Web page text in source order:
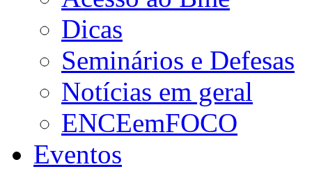
Dicas
Seminários e Defesas
Notícias em geral
ENCEemFOCO
Eventos